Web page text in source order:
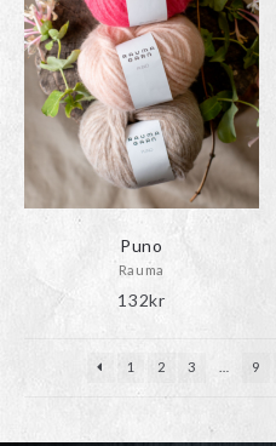
Puno
Rauma
132kr
1 2 3 9